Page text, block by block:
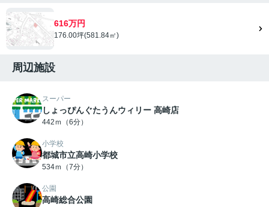
616万円
176.00坪(581.84㎡)
周辺施設
スーパー
しょっぴんぐたうんウィリー 高崎店
442ｍ（6分）
小学校
都城市立高崎小学校
534ｍ（7分）
公園
高崎総合公園